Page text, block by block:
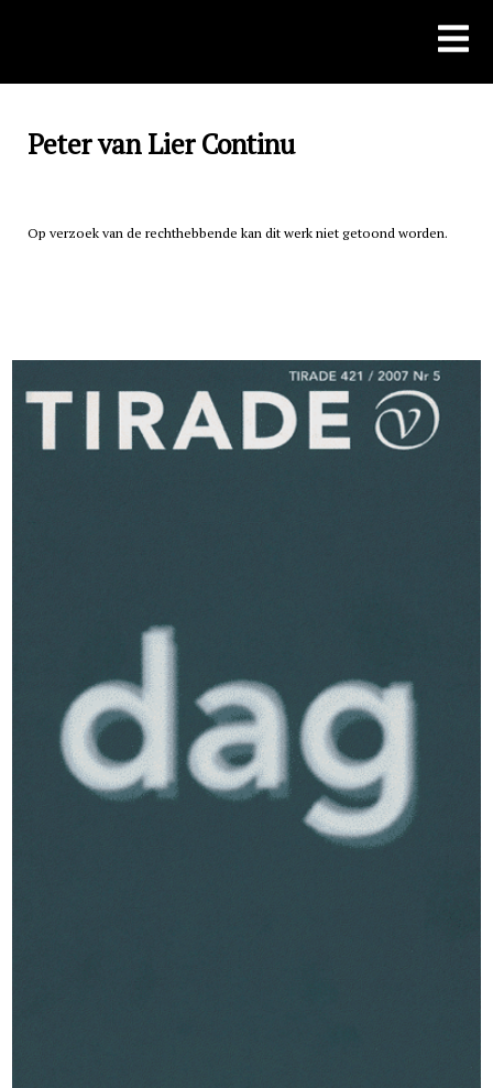
Peter van Lier Continu
Op verzoek van de rechthebbende kan dit werk niet getoond worden.